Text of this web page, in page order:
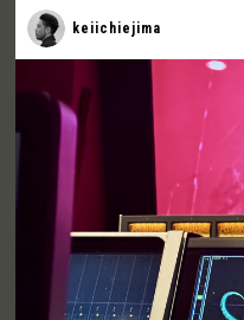
keiichiejima